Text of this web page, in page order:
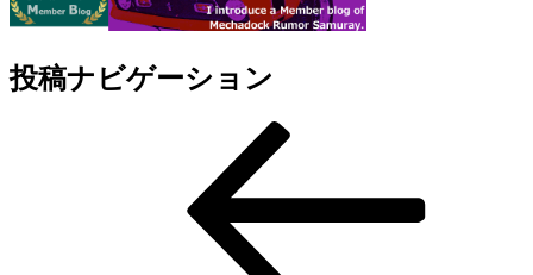
投稿ナビゲーション